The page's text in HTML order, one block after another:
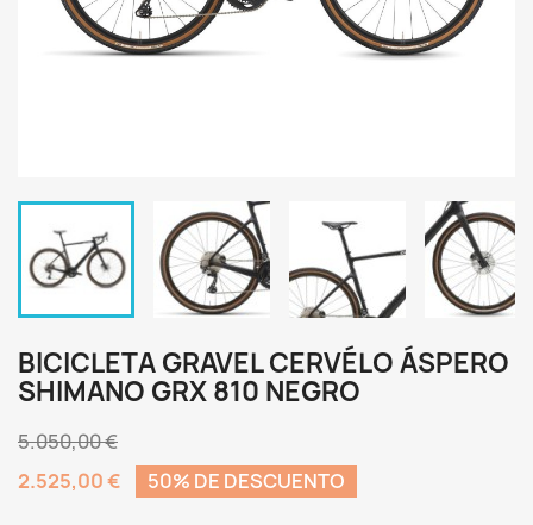
BICICLETA GRAVEL CERVÉLO ÁSPERO
SHIMANO GRX 810 NEGRO
5.050,00 €
2.525,00 €
50% DE DESCUENTO